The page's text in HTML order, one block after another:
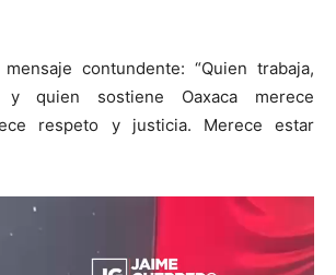
contundente: “Quien trabaja,
y quien sostiene Oaxaca merece
respeto y justicia. Merece estar